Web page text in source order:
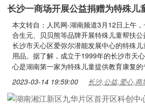
长沙一商场开展公益捐赠为特殊儿
本文转自：人民网-湖南频道3月12日上午
合生元、贝贝熊等品牌开展特殊儿童帮扶
长沙市天心区爱弥尔潜能发展中心的特殊
用品。据了解，成立于1999年的长沙市天
心是湖南第一家为特殊儿童提供教育康复的
2023-03-14 19:59:00 长沙,公益,爱心,商